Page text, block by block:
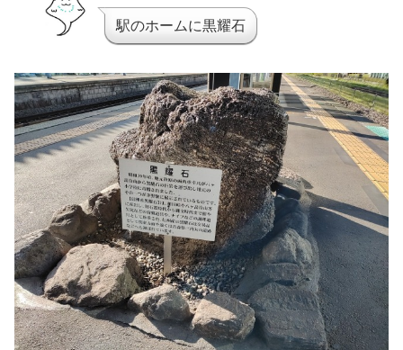
駅のホームに黒耀石